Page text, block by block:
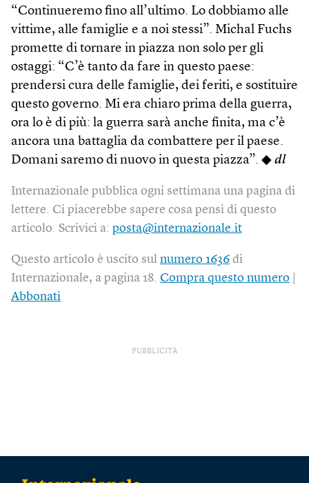
“Continueremo fino all’ultimo. Lo dobbiamo alle
vittime, alle famiglie e a noi stessi”. Michal Fuchs
promette di tornare in piazza non solo per gli
ostaggi: “C’è tanto da fare in questo paese:
prendersi cura delle famiglie, dei feriti, e sostituire
questo governo. Mi era chiaro prima della guerra,
ora lo è di più: la guerra sarà anche finita, ma c’è
ancora una battaglia da combattere per il paese.
Domani saremo di nuovo in questa piazza”. ◆ dl
Internazionale pubblica ogni settimana una pagina di
lettere. Ci piacerebbe sapere cosa pensi di questo
articolo. Scrivici a: posta@internazionale.it
Questo articolo è uscito sul numero 1636 di
Internazionale, a pagina 18. Compra questo numero
Abbonati
PUBBLICITÀ